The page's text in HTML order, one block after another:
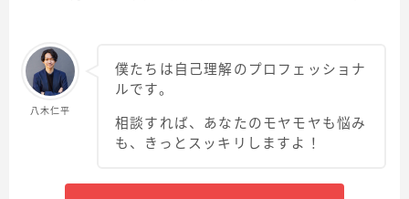
八木仁平
僕たちは自己理解のプロフェッショナ
ルです。
相談すれば、あなたのモヤモヤも悩み
も、きっとスッキリしますよ！